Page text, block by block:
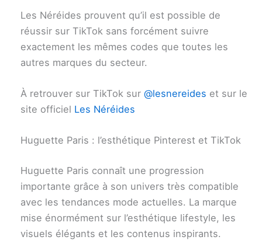
Les Néréides prouvent qu’il est possible de
réussir sur TikTok sans forcément suivre
exactement les mêmes codes que toutes les
autres marques du secteur.
À retrouver sur TikTok sur@lesnereides et sur le
site officiel Les Néréides
Huguette Paris : l’esthétique Pinterest et TikTok
Huguette Paris connaît une progression
importante grâce à son univers très compatible
avec les tendances mode actuelles. La marque
mise énormément sur l’esthétique lifestyle, les
visuels élégants et les contenus inspirants.